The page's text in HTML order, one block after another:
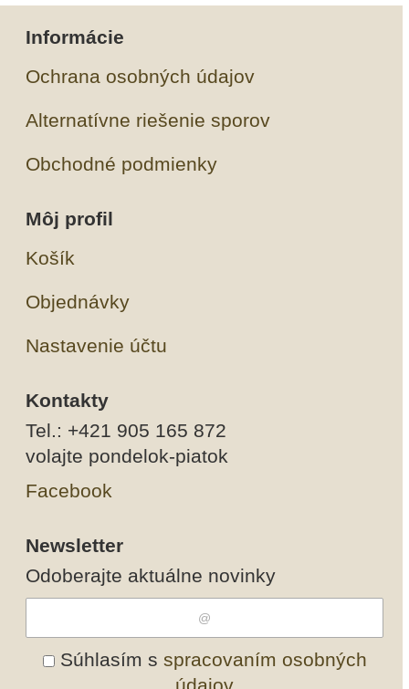
Informácie
Ochrana osobných údajov
Alternatívne riešenie sporov
Obchodné podmienky
Môj profil
Košík
Objednávky
Nastavenie účtu
Kontakty
Tel.: +421 905 165 872
volajte pondelok-piatok
Facebook
Newsletter
Odoberajte aktuálne novinky
Súhlasím s spracovaním osobných
údajov